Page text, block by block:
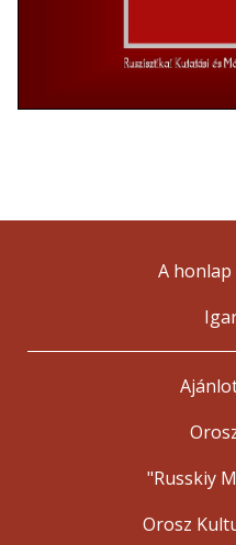
A
"Russkiy
Orosz